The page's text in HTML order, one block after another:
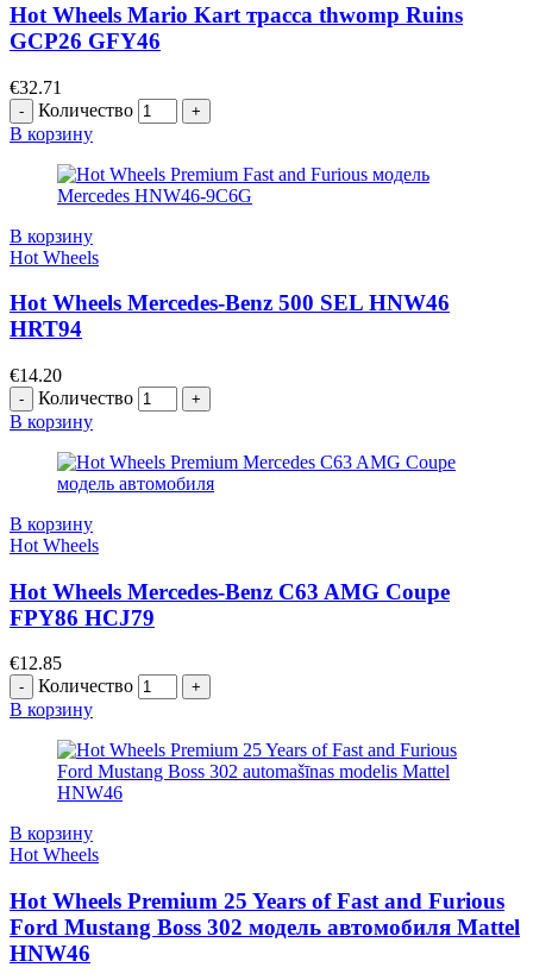
Hot Wheels Mario Kart трасса thwomp Ruins
GCP26 GFY46
€32.71
Количество
В корзину
В корзину
Hot Wheels
Hot Wheels Mercedes-Benz 500 SEL HNW46
HRT94
€14.20
Количество
В корзину
В корзину
Hot Wheels
Hot Wheels Mercedes-Benz C63 AMG Coupe
FPY86 HCJ79
€12.85
Количество
В корзину
В корзину
Hot Wheels
Hot Wheels Premium 25 Years of Fast and Furious
Ford Mustang Boss 302 модель автомобиля Mattel
HNW46